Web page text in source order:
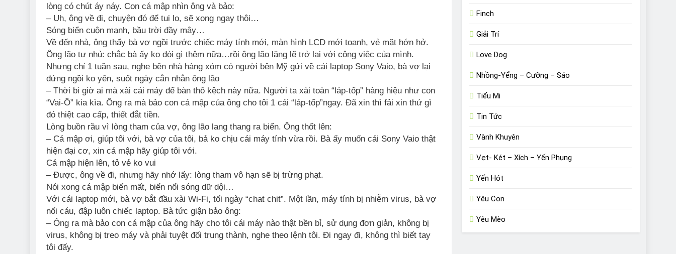
lòng có chút áy náy. Con cá mập nhìn ông và bảo:
– Uh, ông về đi, chuyện đó để tui lo, sẽ xong ngay thôi…
Sóng biển cuộn mạnh, bầu trời đầy mây…
Về đến nhà, ông thấy bà vợ ngồi trước chiếc máy tính mới, màn hình LCD mới toanh, vẻ mặt hớn hở.
Ông lão tự nhủ: chắc bà ấy ko đòi gì thêm nữa…rồi ông lão lặng lẽ trở lại với công việc của mình.
Nhưng chỉ 1 tuần sau, nghe bên nhà hàng xóm có người bên Mỹ gửi về cái laptop Sony Vaio, bà vợ lại
đứng ngồi ko yên, suốt ngày cằn nhằn ông lão
– Thời bi giờ ai mà xài cái máy để bàn thô kệch này nữa. Người ta xài toàn “láp-tốp” hàng hiệu như con
“Vai-Ồ” kia kìa. Ông ra mà bảo con cá mập của ông cho tôi 1 cái “láp-tốp”ngay. Đã xin thì fải xin thứ gì
đó thiệt cao cấp, thiết đắt tiền.
Lòng buồn rầu vì lòng tham của vợ, ông lão lang thang ra biển. Ông thốt lên:
– Cá mập ơi, giúp tôi với, bà vợ của tôi, bả ko chịu cái máy tính vừa rồi. Bà ấy muốn cái Sony Vaio thật
hiện đại cơ, xin cá mập hãy giúp tôi với.
Cá mập hiện lên, tỏ vẻ ko vui
– Được, ông về đi, nhưng hãy nhớ lấy: lòng tham vô hạn sẽ bị trừng phạt.
Nói xong cá mập biến mất, biển nổi sóng dữ dội…
Với cái laptop mới, bà vợ bắt đầu xài Wi-Fi, tối ngày “chat chit”. Một lần, máy tính bị nhiễm virus, bà vợ
nổi cáu, đập luôn chiếc laptop. Bà tức giận bảo ông:
– Ông ra mà bảo con cá mập của ông hãy cho tôi cái máy nào thật bền bỉ, sử dụng đơn giản, không bị
virus, không bị treo máy và phải tuyệt đối trung thành, nghe theo lệnh tôi. Đi ngay đi, không thì biết tay
tôi đấy.
Finch
Giải Trí
Love Dog
Nhồng-Yểng – Cưỡng – Sáo
Tiểu Mi
Tin Tức
Vành Khuyên
Vẹt- Két – Xích – Yến Phụng
Yến Hót
Yêu Con
Yêu Mèo